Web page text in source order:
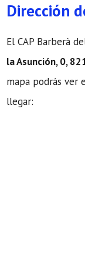
Dirección
El CAP Barberà
la Asunción, 0,
mapa podrás ver
llegar: